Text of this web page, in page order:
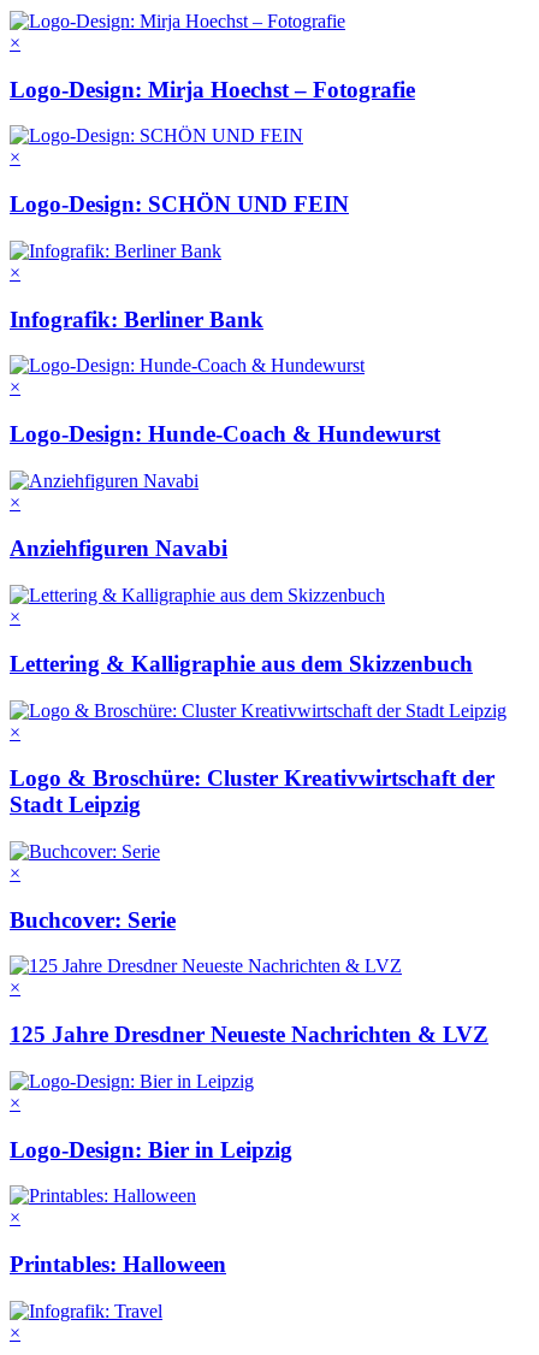
×
Logo-Design: Mirja Hoechst – Fotografie
×
Logo-Design: SCHÖN UND FEIN
×
Infografik: Berliner Bank
×
Logo-Design: Hunde-Coach & Hundewurst
×
Anziehfiguren Navabi
×
Lettering & Kalligraphie aus dem Skizzenbuch
×
Logo & Broschüre: Cluster Kreativwirtschaft der
Stadt Leipzig
×
Buchcover: Serie
×
125 Jahre Dresdner Neueste Nachrichten & LVZ
×
Logo-Design: Bier in Leipzig
×
Printables: Halloween
×